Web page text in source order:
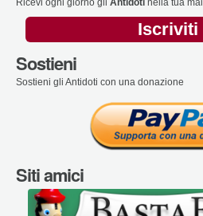
Ricevi ogni giorno gli Antidoti nella tua mail
Iscriviti
Sostieni
Sostieni gli Antidoti con una donazione
Siti amici